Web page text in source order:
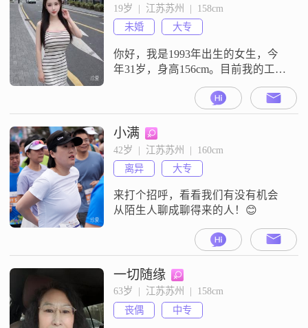
19岁  |  江苏苏州  |  158cm
未婚
大专
你好，我是1993年出生的女生，今
年31岁，身高156cm。目前我的工作
地点在苏州，学历是大专，月收入
在12001到20000元之间。关于我的
性格，平时大家都说我是一个温柔
体贴的人，也很善解人意。我平时
性格比较开朗，平时也挺爱笑的。
我觉得生活还是挺有意思的，所以
我一直热爱生活，也喜欢那种精致
生活的状态。对于感情和日子，
小满
42岁  |  江苏苏州  |  160cm
离异
大专
来打个招呼，看看我们有没有机会
从陌生人聊成聊得来的人！😊
一切随缘
63岁  |  江苏苏州  |  158cm
丧偶
中专